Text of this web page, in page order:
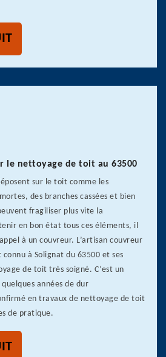
le nettoyage de toit au 63500
sur le toit comme les
des branches cassées et bien
fragiliser plus vite la
en bon état tous ces éléments, il
à un couvreur. L’artisan couvreur
à Solignat du 63500 et ses
de toit très soigné. C’est un
années de dur
en travaux de nettoyage de toit
de pratique.